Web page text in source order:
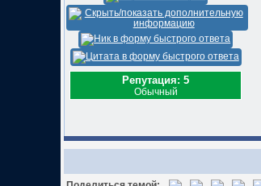
Репутация: 5
Обычный